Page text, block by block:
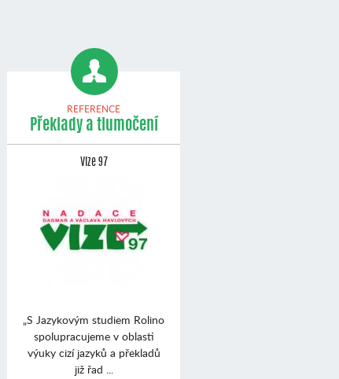
REFERENCE
Překlady a tlumočení
Vize 97
„S Jazykovým studiem Rolino
spolupracujeme v oblasti
výuky cizí jazyků a překladů
již řad ...